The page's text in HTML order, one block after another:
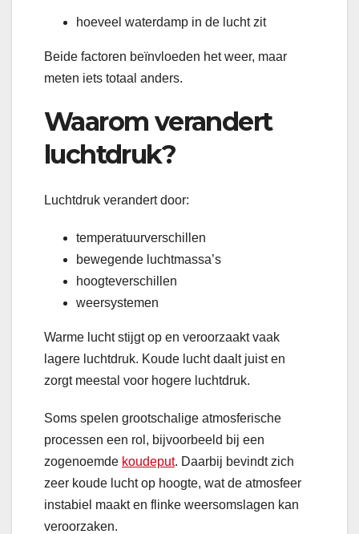
hoeveel waterdamp in de lucht zit
Beide factoren beïnvloeden het weer, maar
meten iets totaal anders.
Waarom verandert
luchtdruk?
Luchtdruk verandert door:
temperatuurverschillen
bewegende luchtmassa’s
hoogteverschillen
weersystemen
Warme lucht stijgt op en veroorzaakt vaak
lagere luchtdruk. Koude lucht daalt juist en
zorgt meestal voor hogere luchtdruk.
Soms spelen grootschalige atmosferische
processen een rol, bijvoorbeeld bij een
zogenoemde koudeput. Daarbij bevindt zich
zeer koude lucht op hoogte, wat de atmosfeer
instabiel maakt en flinke weersomslagen kan
veroorzaken.